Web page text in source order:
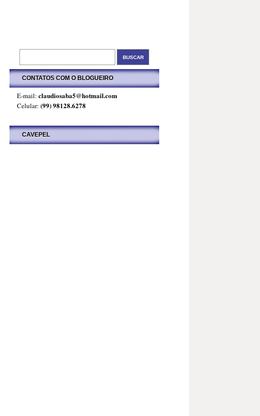
CONTATOS COM O BLOGUEIRO
E-mail: claudiosaba5@hotmail.com
Celular: (99) 98128.6278
CAVEPEL